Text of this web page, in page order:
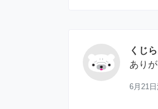
くじ
あり
6月21